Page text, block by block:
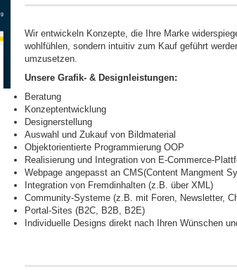
Wir entwickeln Konzepte, die Ihre Marke
wohlfühlen, sondern intuitiv zum Kauf geführt
umzusetzen.
Unsere Grafik- & Designleistungen:
Beratung
Konzeptentwicklung
Designerstellung
Auswahl und Zukauf von Bildmaterial
Objektorientierte Programmierung OOP
Realisierung und Integration von E-Commerce-
Webpage angepasst an CMS(Content Mangment
Integration von Fremdinhalten (z.B. über XML)
Community-Systeme (z.B. mit Foren, Newsletter,
Portal-Sites (B2C, B2B, B2E)
Individuelle Designs direkt nach Ihren Wünschen